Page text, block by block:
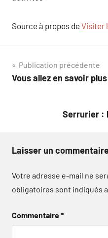
Source à propos de Visiter
Navigation
de
Publication précédente
Vous allez en savoir
Serrurier :
Laisser un
Votre adresse e-mail ne
obligatoires sont indiqués
Commentaire*